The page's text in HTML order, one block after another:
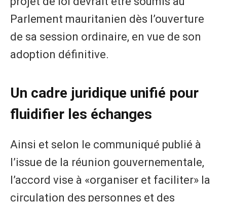
Parlement mauritanien dès l’ouverture
de sa session ordinaire, en vue de son
adoption définitive.
Un cadre juridique unifié pour
fluidifier les échanges
Ainsi et selon le communiqué publié à
l’issue de la réunion gouvernementale,
l’accord vise à «organiser et faciliter» la
circulation des personnes et des